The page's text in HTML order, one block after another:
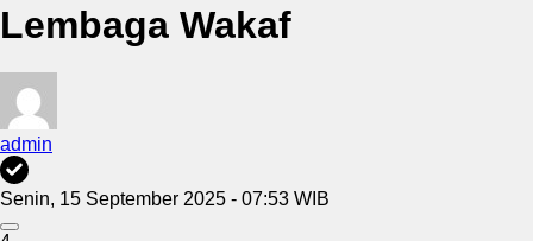
Lembaga Wakaf
admin
Senin, 15 September 2025 - 07:53 WIB